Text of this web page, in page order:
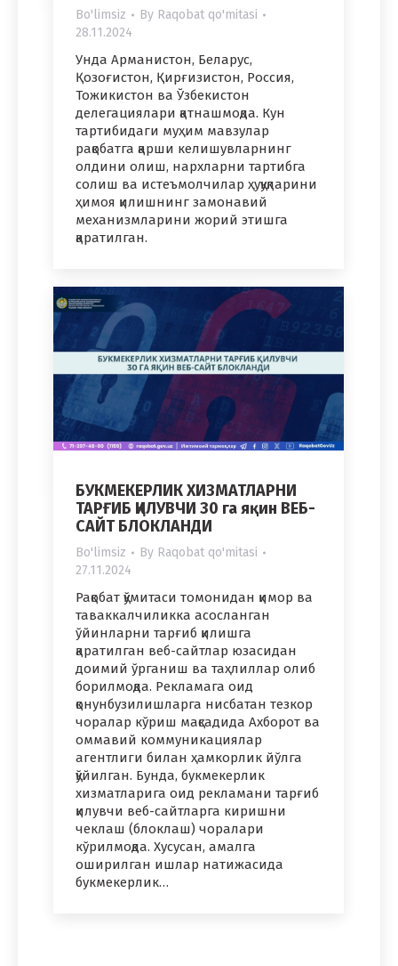
Bo'limsiz By Raqobat qo'mitasi
28.11.2024
Унда Арманистон, Беларус,
Қозоғистон, Қирғизистон, Россия,
Тожикистон ва Ўзбекистон
делегациялари қатнашмоқда. Кун
тартибидаги муҳим мавзулар
рақобатга қарши келишувларнинг
олдини олиш, нархларни тартибга
солиш ва истеъмолчилар ҳуқуқларини
ҳимоя қилишнинг замонавий
механизмларини жорий этишга
қаратилган.
БУКМЕКЕРЛИК ХИЗМАТЛАРНИ
ТАРҒИБ ҚИЛУВЧИ 30 га яқин ВЕБ-
САЙТ БЛОКЛАНДИ
Bo'limsiz By Raqobat qo'mitasi
27.11.2024
Рақобат қўмитаси томонидан қимор ва
таваккалчиликка асосланган
ўйинларни тарғиб қилишга
қаратилган веб-сайтлар юзасидан
доимий ўрганиш ва таҳлиллар олиб
борилмоқда. Рекламага оид
қонунбузилишларга нисбатан тезкор
чоралар кўриш мақсадида Ахборот ва
оммавий коммуникациялар
агентлиги билан ҳамкорлик йўлга
қўйилган. Бунда, букмекерлик
хизматларига оид рекламани тарғиб
қилувчи веб-сайтларга киришни
чеклаш (блоклаш) чоралари
кўрилмоқда. Хусусан, амалга
оширилган ишлар натижасида
букмекерлик…